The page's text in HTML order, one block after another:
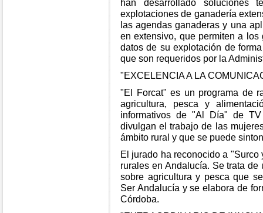
han desarrollado soluciones
explotaciones de ganadería
las agendas ganaderas y una
en extensivo, que permiten a
datos de su explotación de
que son requeridos por la
"EXCELENCIA A LA
"El Forcat" es un programa de
agricultura, pesca y
informativos de "Al Día" de
divulgan el trabajo de las
ámbito rural y que se puede
El jurado ha reconocido a
rurales en Andalucía. Se trata
sobre agricultura y pesca que
Ser Andalucía y se elabora de
Córdoba.